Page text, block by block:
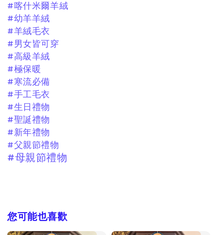
#喀什米爾羊絨
#幼羊羊絨
#羊絨毛衣
#男女皆可穿
#高級羊絨
#極保暖
#寒流必備
#手工毛衣
#生日禮物
#聖誕禮物
#新年禮物
#父親節禮物
#母親節禮物
您可能也喜歡